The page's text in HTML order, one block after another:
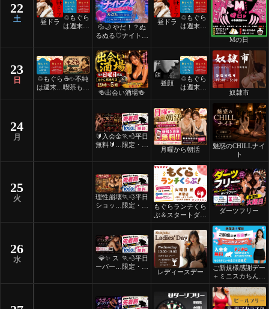
22
土 昼ドラ
♲もぐら
は週末祝
💦🌙 やだ！？ぬ
るぬる♡ナイトプ
昼ドラ
♲もぐら
は週末祝
Mの日
23
日
♲もぐら
は週末祝
☕️✨不純
喫茶もぐ
🍻出会い酒場🍻
昼顔
♲もぐら
は週末祝
奴隷市
24
月
🔰入会金
無料🔰ご
ーツナイ
🏃💨平日
限定・先
月曜から朝活
魅惑のCHILLナイ
ト
25
火
理性崩壊
ショット
ー
🏃💨平日
限定・先
もぐらランチくら
ぶ＆スタートダッ
シュ
ダーツフリー
26
水
💎✨ ス
ーパーレ
デー ✨
🏃💨平日
限定・先
レディースデー
ご新規様感謝デー
＋ミニスカちんち
ろ